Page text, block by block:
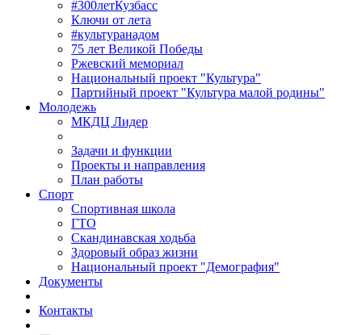
#300летКузбасс
Ключи от лета
#культуранадом
75 лет Великой Победы
Ржевский мемориал
Национальный проект "Культура"
Партийный проект "Культура малой родины"
Молодежь
МКДЦ Лидер
Задачи и функции
Проекты и направления
План работы
Спорт
Спортивная школа
ГТО
Скандинавская ходьба
Здоровый образ жизни
Национальный проект "Демография"
Документы
Контакты